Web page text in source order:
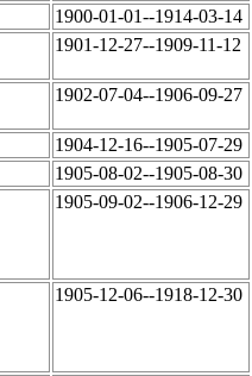
1900-01-01--1914-03-14
1901-12-27--1909-11-12
1902-07-04--1906-09-27
1904-12-16--1905-07-29
1905-08-02--1905-08-30
1905-09-02--1906-12-29
1905-12-06--1918-12-30